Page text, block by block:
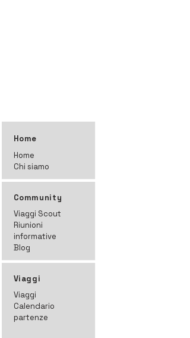
Home
Home
Chi siamo
Community
Viaggi Scout
Riunioni
informative
Blog
Viaggi
Viaggi
Calendario
partenze